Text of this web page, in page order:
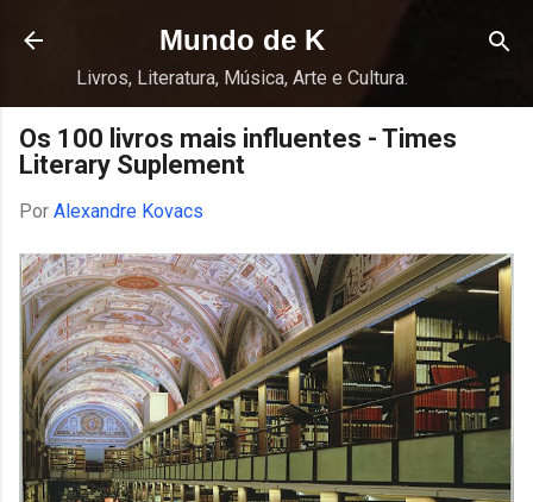
Pular para o conteúdo principal
Mundo de K
Livros, Literatura, Música, Arte e Cultura.
Os 100 livros mais influentes - Times
Literary Suplement
Por Alexandre Kovacs